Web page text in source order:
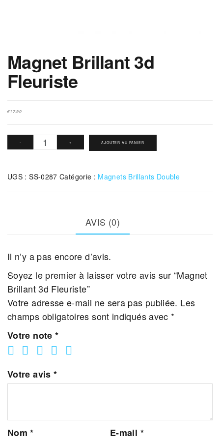
Magnet Brillant 3d
Fleuriste
€17.90
-
quantité
Brillant
+ AJOUTER AU PANIER
UGS :SS-0287 Catégorie : Magnets Brillants Double
AVIS (0)
Il n’y a pas encore d’avis.
Soyez le premier à laisser votre avis sur “Magnet
Brillant 3d Fleuriste”
Votre adresse e-mail ne sera pas publiée. Les
champs obligatoires sont indiqués avec *
Votre note *
Votre avis *
Nom* E-mail *